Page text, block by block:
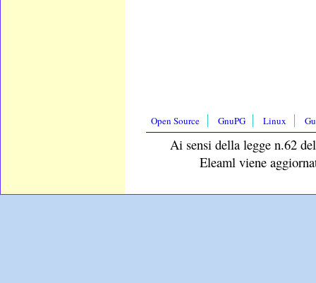
Open Source GnuPG Linux
Ai sensi della legge n.62
Eleaml viene